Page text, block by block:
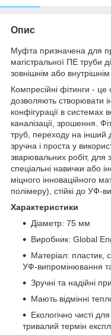
Опис
Муфта призначена для
магістральної ПЕ труби
зовнішнім або
Компресійні фітинги -
дозволяють створювати
конфігурації в системах
каналізації, зрошення.
труб, переходу на інший
зручна і проста у
зварювальних робіт, для
спеціальні навички або
міцного інноваційного
полімеру), стійкі до УФ-
Характеристики
Діаметр: 75 мм
Виробник: Global
Матеріал: пластик,
УФ-випромінювання
Зручні та надійні
Мають відмінні
Екологічно чисті
тривалий термін